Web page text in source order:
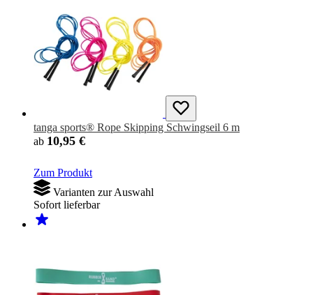
tanga sports® Rope Skipping Schwingseil 6 m
ab 10,95 €
Zum Produkt
Varianten zur Auswahl
Sofort lieferbar